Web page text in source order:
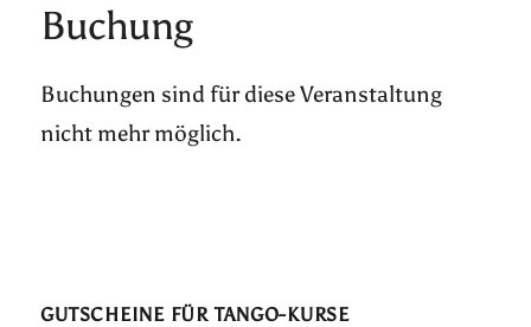
Buchung
Buchungen sind für diese Veranstaltung
nicht mehr möglich.
GUTSCHEINE FÜR TANGO-KURSE